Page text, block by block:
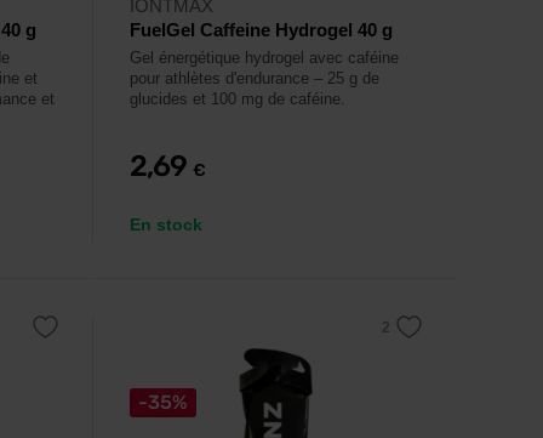
g
et
et
IONTMAX
FuelGel Caffeine Hydrogel 40 g
Gel énergétique hydrogel avec caféine
pour athlètes d'endurance – 25 g de
glucides et 100 mg de caféine.
2,69 €
En stock
-35%